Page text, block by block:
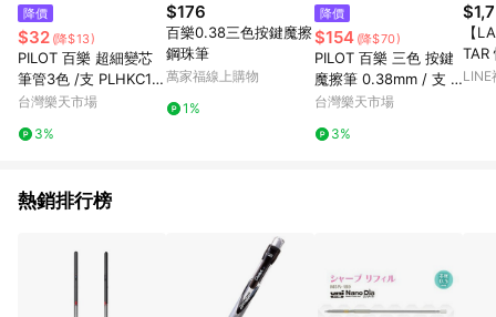
降價
$32 (降$13)
PILOT 百樂 超細變芯
筆管3色 /支 PLHKC15
【APP滿額下單10%點
點)】8/31止
台灣樂天市場
3%
$176
百樂0.38三色按鍵魔擦
鋼珠筆
萬家福線上購物
1%
降價
$154 (降$70)
PILOT 百樂 三色 按鍵
魔擦筆 0.38mm / 支 L
KFBS-60UF【APP滿
號最高1500點)】8/31
台灣樂天市場
3%
【
TAR
ge -
LINE
熱銷排行榜